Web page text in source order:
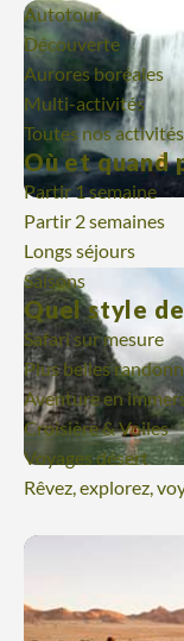
Autotour
Découverte
Aurores boréales
Multi-activités
Toutes nos activités
Où et quand
Partir 1 semaine
Partir 2 semaines
Longs séjours
Saisons
Quel style
Safari sur mesure
Plus belles
Aventure en
Croisière & Voiles
Voyages désert
Rêvez, explorez,